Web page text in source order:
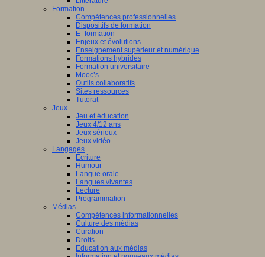
Formation
Compétences professionnelles
Dispositifs de formation
E- formation
Enjeux et évolutions
Enseignement supérieur et numérique
Formations hybrides
Formation universitaire
Mooc’s
Outils collaboratifs
Sites ressources
Tutorat
Jeux
Jeu et éducation
Jeux 4/12 ans
Jeux sérieux
Jeux vidéo
Langages
Ecriture
Humour
Langue orale
Langues vivantes
Lecture
Programmation
Médias
Compétences informationnelles
Culture des médias
Curation
Droits
Education aux médias